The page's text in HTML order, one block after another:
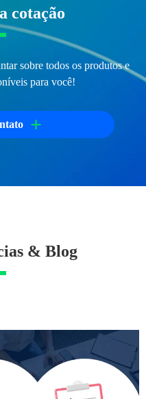
cotação
sobre todos os produtos e
para você!
+
& Blog